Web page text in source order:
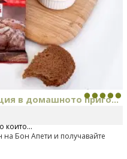
в домашното приго...
на изцяло нов
който...
Бон Апети и получавайте